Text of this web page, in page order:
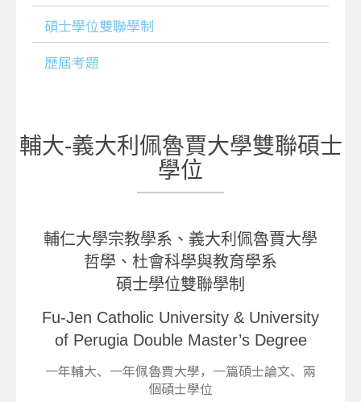
碩士學位雙聯學制
歷屆考題
輔大-義大利佩魯賈大學雙聯碩士
學位
輔仁大學宗教學系、義大利佩魯賈大學
哲學、杜會科學與教育學系
碩士學位雙聯學制
Fu-Jen Catholic University & University
of Perugia Double Master’s Degree
一年輔大、一年佩魯賈大學，一篇碩士論文、兩
個碩士學位